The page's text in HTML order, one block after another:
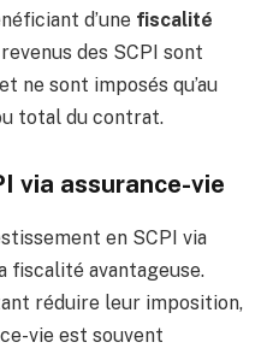
d’une fiscalité
des SCPI sont
ne sont imposés qu’au
total du contrat.
via assurance-vie
en SCPI via
fiscalité avantageuse.
réduire leur imposition,
vie est souvent